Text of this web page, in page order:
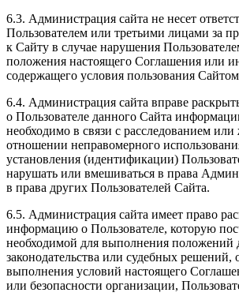
6.3. Администрация сайта не несет
Пользователем или третьими лицами за
к Сайту в случае нарушения
положения настоящего Соглашения или
содержащего условия пользования
6.4. Администрация сайта вправе
о Пользователе данного Сайта
необходимо в связи с расследованием
отношении неправомерного
установления (идентификации)
нарушать или вмешиваться в права
в права других Пользователей Сайта.
6.5. Администрация сайта имеет право
информацию о Пользователе, которую
необходимой для выполнения положений
законодательства или судебных решений,
выполнения условий настоящего
или безопасности организации,